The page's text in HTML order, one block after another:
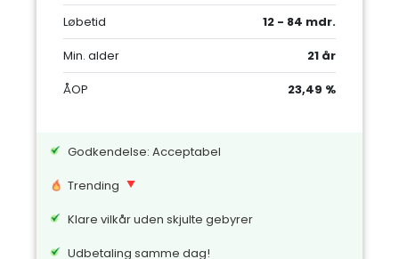
Løbetid
12 - 84 mdr.
Min. alder
21 år
ÅOP
23,49 %
Godkendelse: Acceptabel
Trending
Klare vilkår uden skjulte gebyrer
Udbetaling samme dag!